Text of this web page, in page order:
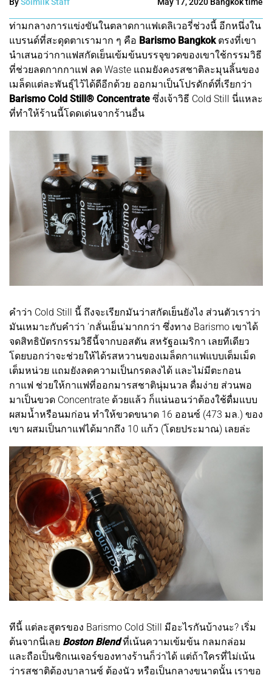
ท่ามกลางการแข่งขันในตลาดกาแฟเดลิเวอรี่ช่วงนี้ อีกหนึ่งใน
แบรนด์ที่สะดุดตาเรามาก ๆ คือ Barismo Bangkokตรงที่เขา
นำเสนอว่ากาแฟสกัดเย็นเข้มข้นบรรจุขวดของเขาใช้กรรมวิธี
ที่ช่วยลดกากกาแฟ ลด Waste แถมยังคงรสชาติละมุนลิ้นของ
เมล็ดแต่ละพันธุ์ไว้ได้ดีอีกด้วย ออกมาเป็นโปรดักต์ที่เรียกว่า
Barismo Cold Still® Concentrate ซึ่งเจ้าวิธี Cold Still นี่แหละ
ที่ทำให้ร้านนี้โดดเด่นจากร้านอื่น
คำว่า Cold Still นี้ ถึงจะเรียกมันว่าสกัดเย็นยังไง ส่วนตัวเราว่า
มันเหมาะกับคำว่า 'กลั่นเย็น'มากกว่า ซึ่งทาง Barismo เขาได้
จดสิทธิบัตรกรรมวิธีนี้จากบอสตัน สหรัฐอเมริกา เลยทีเดียว
โดยบอกว่าจะช่วยให้ได้รสหวานของเมล็ดกาแฟแบบเต็มเม็ด
เต็มหน่วย แถมยังลดความเป็นกรดลงได้ และไม่มีตะกอน
กาแฟ ช่วยให้กาแฟที่ออกมารสชาตินุ่มนวล ดื่มง่าย ส่วนพอ
มาเป็นขวด Concentrate ด้วยแล้ว ก็แน่นอนว่าต้องใช้ดื่มแบบ
ผสมน้ำหรือนมก่อน ทำให้ขวดขนาด 16 ออนซ์ (473 มล.) ของ
เขา ผสมเป็นกาแฟได้มากถึง 10 แก้ว (โดยประมาณ) เลยล่ะ
ทีนี้ แต่ละสูตรของ Barismo Cold Still มีอะไรกันบ้างนะ? เริ่ม
ต้นจากนี่เลย Boston Blendที่เน้นความเข้มข้น กลมกล่อม
และถือเป็นซิกเนเจอร์ของทางร้านก็ว่าได้ แต่ถ้าใครที่ไม่เน้น
ว่ารสชาติต้องบาลานซ์ ต้องนัว หรือเป็นกลางขนาดนั้น เราขอ